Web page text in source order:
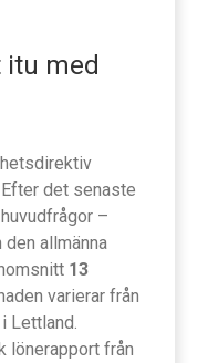
itu med
det senaste
–
allmänna
13
varierar från
Lettland.
lönerapport från